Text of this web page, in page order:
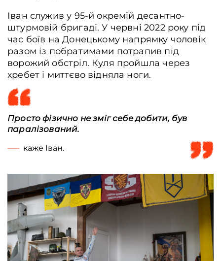
Іван служив у 95-й окремій десантно-
штурмовій бригаді. У червні 2022 року під
час боїв на Донецькому напрямку чоловік
разом із побратимами потрапив під
ворожий обстріл. Куля пройшла через
хребет і миттєво відняла ноги.
Просто фізично не зміг себе добити, був
паралізований.
каже Іван.